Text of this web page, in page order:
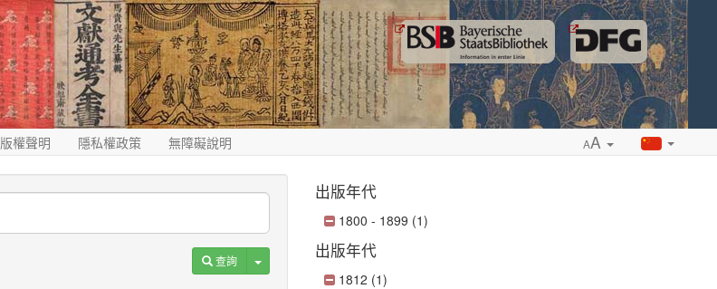
版權聲明 隱私權政策 無障礙說明 AA
查詢 Toggle Dropdown
出版年代
1800 - 1899 (1)
出版年代
1812 (1)